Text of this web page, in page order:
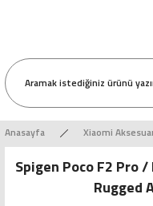
Anasayfa Xiaomi
Spigen Poco F2 Pro /
Rugged